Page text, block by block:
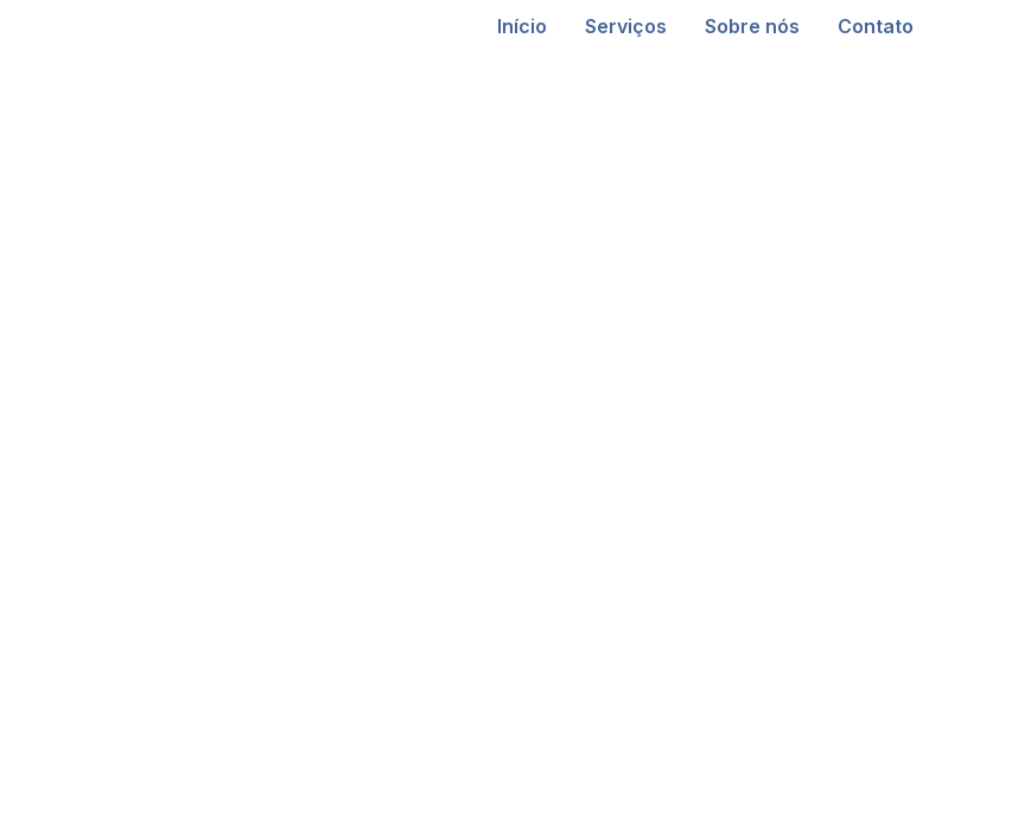
Início Serviços Sobre nós Contato